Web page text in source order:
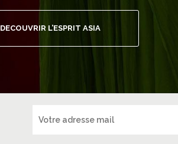
DECOUVRIR L’ESPRIT ASIA